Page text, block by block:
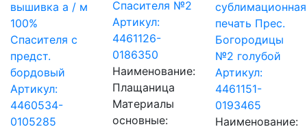
вышивка а / м
100%
Спасителя с
предст.
бордовый
Артикул:
4460534-
0105285
Спасителя №2
Артикул:
4461126-
0186350
Наименование:
Плащаница
Материалы
основные:
сублимационная
печать Прес.
Богородицы
№2 голубой
Артикул:
4461151-
0193465
Наименование: